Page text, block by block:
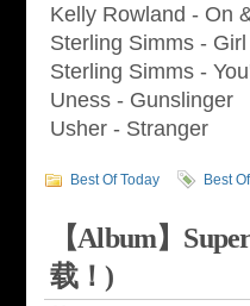
Kelly Rowland - On
Sterling Simms - Girl
Sterling Simms -
Uness - Gunslinger
Usher - Stranger
Best Of Today Best
【Album】
载！)